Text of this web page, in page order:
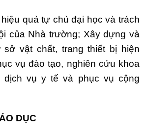
quả tự chủ đại học và trách
của Nhà trường; Xây dựng và
vật chất, trang thiết bị hiện
vụ đào tạo, nghiên cứu khoa
dịch vụ y tế và phục vụ cộng
DỤC